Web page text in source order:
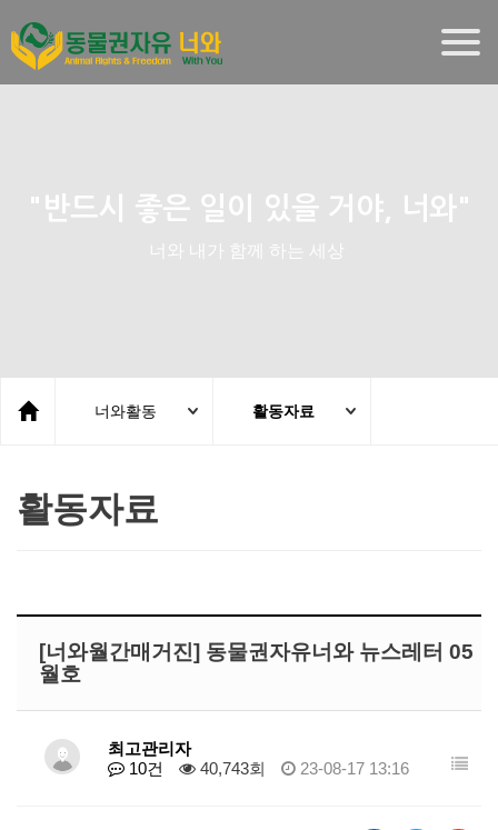
"반드시 좋은 일이 있을 거야, 너와"
너와 내가 함께 하는 세상
너와활동 활동자료
활동자료
[너와월간매거진] 동물권자유너와 뉴스레터 05
월호
최고관리자
10건
40,743회 23-08-17 13:16